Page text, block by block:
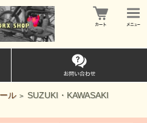
ル > SUZUKI・KAWASAKI